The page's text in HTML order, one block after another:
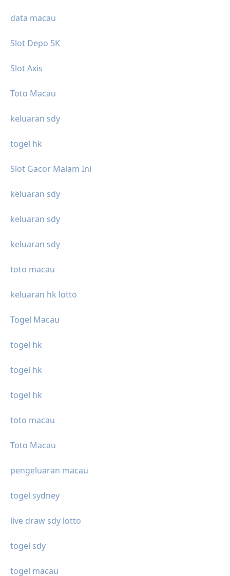
data macau
Slot Depo 5K
Slot Axis
Toto Macau
keluaran sdy
togel hk
Slot Gacor Malam Ini
keluaran sdy
keluaran sdy
keluaran sdy
toto macau
keluaran hk lotto
Togel Macau
togel hk
togel hk
togel hk
toto macau
Toto Macau
pengeluaran macau
togel sydney
live draw sdy lotto
togel sdy
togel macau